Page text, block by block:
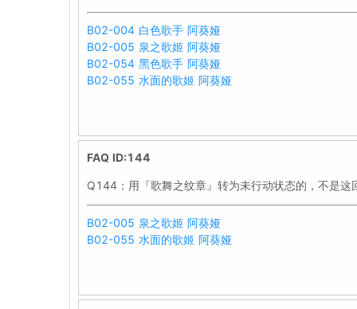
B02-004 白色歌手 阿葵娅
B02-005 泉之歌姬 阿葵娅
B02-054 黑色歌手 阿葵娅
B02-055 水面的歌姬 阿葵娅
FAQ ID:144
Q144：用『歌舞之纹章』转为未行动状态的，不是
B02-005 泉之歌姬 阿葵娅
B02-055 水面的歌姬 阿葵娅